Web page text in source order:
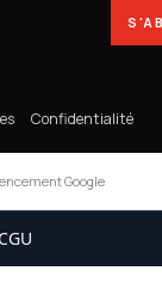
Confidentialité
Google
CGU